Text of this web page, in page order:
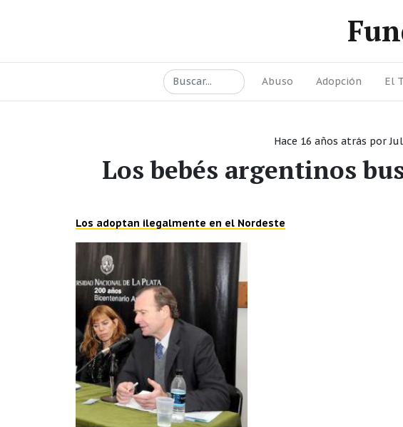
Abuso Adopción El
Hace 16 años atrás por
Los bebés argentinos
Los adoptan ilegalmente en el Nordeste